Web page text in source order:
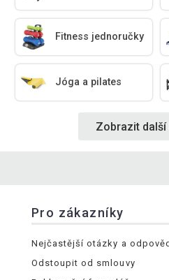
Fitness jednoručky
Jóga a pilates
Zobrazit
Pro zákazníky
Nejčastější otázky a
Odstoupit od smlouvy